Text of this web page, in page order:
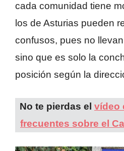
cada comunidad tiene
los de Asturias pueden
confusos, pues no
sino que es solo la
posición según la
No te pierdas el vídeo
frecuentes sobre el